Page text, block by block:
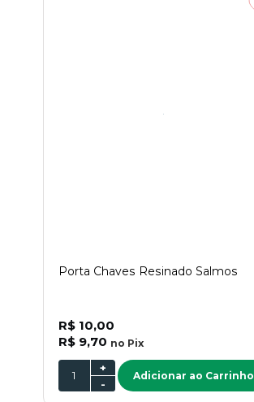
Porta Chaves Resinado Salmos
R$ 10,00
R$ 9,70 no Pix
-
+
Adicionar ao Carrinho